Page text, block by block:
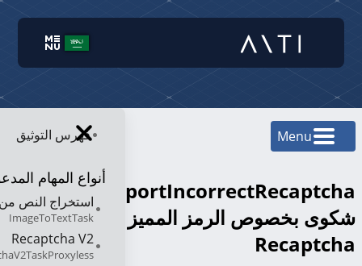
فهرس التوثيق
أنواع المهام
استخراج النص
ImageToTextTask
Recaptcha V2
Menu
reportIncorrectRecaptcha: الإبلاغ عن
شكوى بخصوص الرمز المميز لـ
Recaptcha